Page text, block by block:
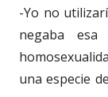
-Yo no
negaba esa
una especie